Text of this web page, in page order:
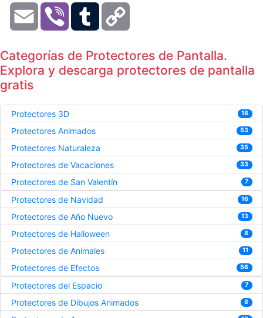
Email Viber Tumblr
Categorías de Protectores de Pantalla.
Explora y descarga protectores de pantalla
gratis
Protectores 3D 18
Protectores Animados 53
Protectores Naturaleza 35
Protectores de Vacaciones 33
Protectores de San Valentín 7
Protectores de Navidad 16
Protectores de Año Nuevo 13
Protectores de Halloween 8
Protectores de Animales 11
Protectores de Efectos 56
Protectores del Espacio 7
Protectores de Dibujos Animados 8